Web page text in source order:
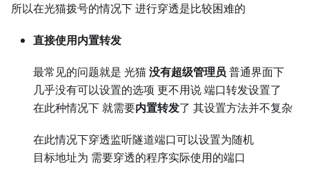
所以在光猫拨号的情况下 进行穿透是比较困难的
直接使用内置转发
最常见的问题就是 光猫没有超级管理员 普通界面下
几乎没有可以设置的选项 更不用说 端口转发设置了
在此种情况下 就需要内置转发了 其设置方法并不复杂
在此情况下穿透监听隧道端口可以设置为随机
目标地址为 需要穿透的程序实际使用的端口